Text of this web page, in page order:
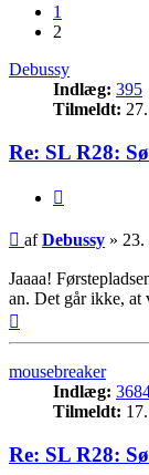
1
2
Debussy
Indlæg: 395
Tilmeldt:
Re: SL R28:
Indlæg
afDebussy » 23.
Jaaaa!
an. Det går ikke, at
mousebreaker
Indlæg:
Tilmeldt:
Re: SL R28: